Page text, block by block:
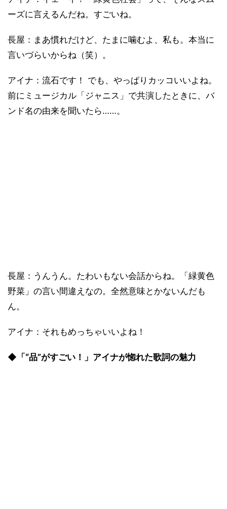
ーズに言えるんだね。すごいね。
長屋：まあ慣れだけど、たまに噛むよ、私も。本当に
言いづらいからね（笑）。
アイナ：流石です！ でも、やっぱりカッコいいよね。
前にミュージカル「ジャニス」で共演したときに、バ
ンド名の由来を聞いたら……。
長屋：うんうん。たわいもない会話からね。「緑黄色
野菜」の言い間違えなの。全然意味とかないんだも
ん。
アイナ：それもめっちゃいいよね！
◆「“品”がすごい！」アイナが惚れた歌詞の魅力